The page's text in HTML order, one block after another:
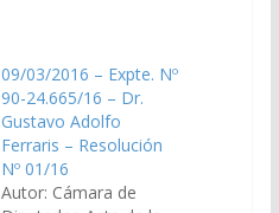
09/03/2016 – Expte. Nº
90-24.665/16 – Dr.
Gustavo Adolfo
Ferraris – Resolución
Nº 01/16
Autor: Cámara de